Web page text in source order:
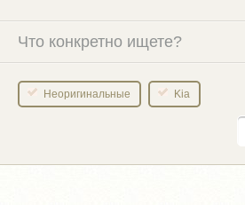
Что конкретно ищете?
Неоригинальные Kia